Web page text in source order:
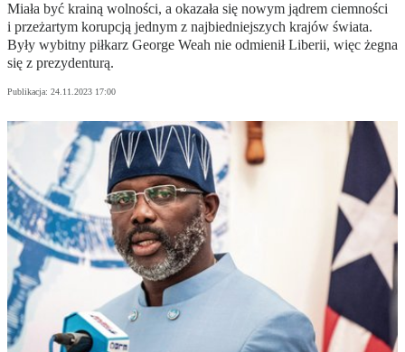
Miała być krainą wolności, a okazała się nowym jądrem ciemności
i przeżartym korupcją jednym z najbiedniejszych krajów świata.
Były wybitny piłkarz George Weah nie odmienił Liberii, więc żegna
się z prezydenturą.
Publikacja: 24.11.2023 17:00